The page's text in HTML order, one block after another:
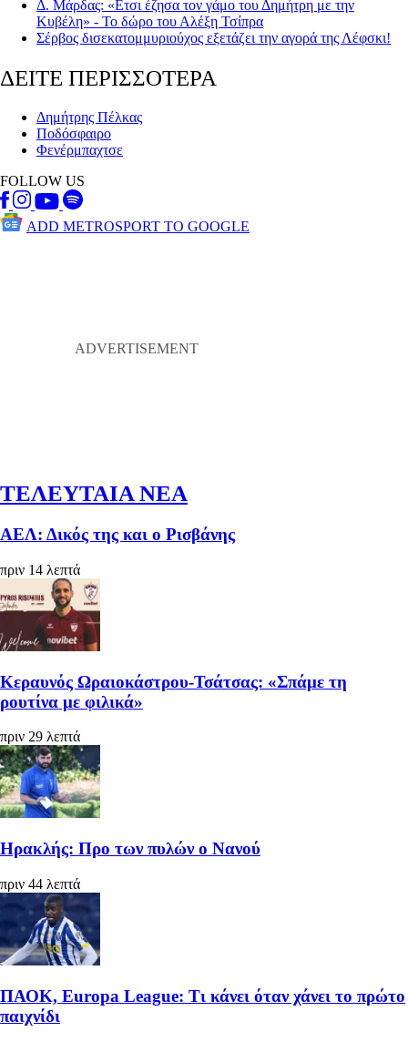
Δ. Μάρδας: «Ετσι έζησα τον γάμο του Δημήτρη με την
Κυβέλη» - Το δώρο του Αλέξη Τσίπρα
Σέρβος δισεκατομμυριούχος εξετάζει την αγορά της Λέφσκι!
ΔΕΙΤΕ ΠΕΡΙΣΣΟΤΕΡΑ
Δημήτρης Πέλκας
Ποδόσφαιρο
Φενέρμπαχτσε
FOLLOW US
ADD METROSPORT TO GOOGLE
ΤΕΛΕΥΤΑΙΑ ΝΕΑ
ΑΕΛ: Δικός της και ο Ρισβάνης
πριν 14 λεπτά
Κεραυνός Ωραιοκάστρου-Τσάτσας: «Σπάμε τη
ρουτίνα με φιλικά»
πριν 29 λεπτά
Ηρακλής: Προ των πυλών ο Νανού
πριν 44 λεπτά
ΠΑΟΚ, Europa League: Τι κάνει όταν χάνει το πρώτο
παιχνίδι